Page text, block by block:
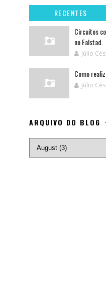
RECENTES
Circuitos
no Falstad.
Júlio
Como
Júlio
ARQUIVO DO BLOG